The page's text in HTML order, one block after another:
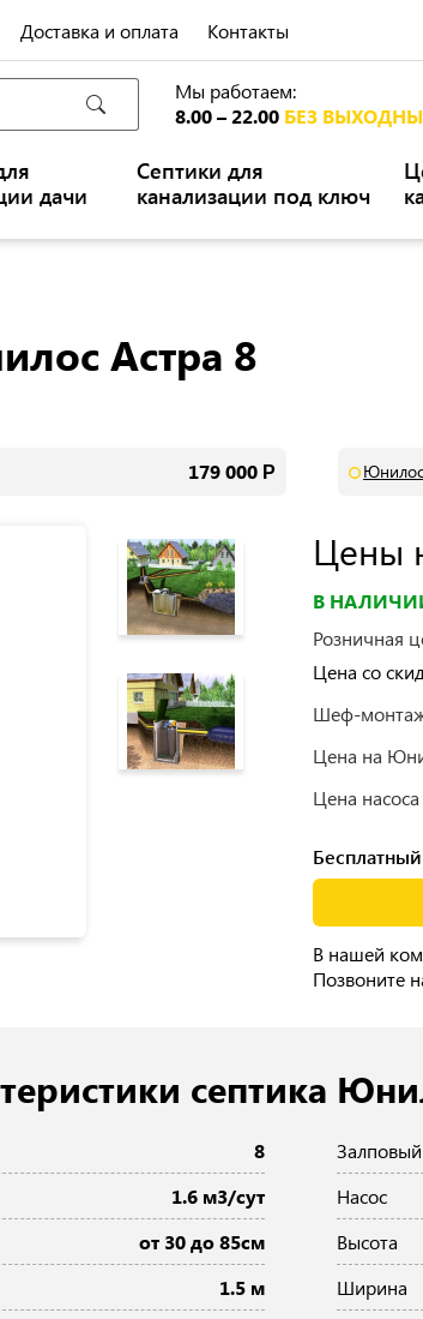
Доставка и оплата Контакты
Мы работаем:
8.00 – 22.00 БЕЗ
дачи
Септики для
канализации под ключ
Астра 8
179 000 Р
Цены
В
Розничная
Цена со
Шеф-
Цена на
Цена
В нашей
Позвоните
септика
8
1.6 м3/сут Насос
от 30 до 85см Высота
1.5 м Ширина